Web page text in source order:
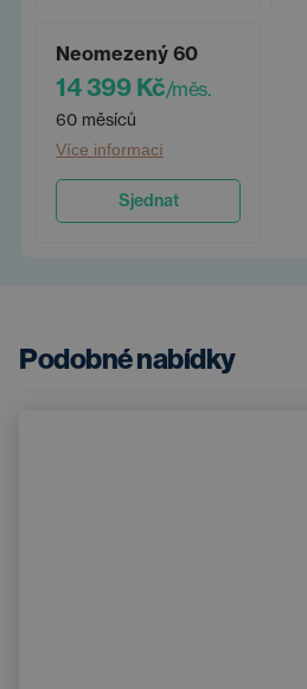
Neomezený 60
14 399 Kč/měs.
60 měsíců
Více informací
Sjednat
Podobné nabídky